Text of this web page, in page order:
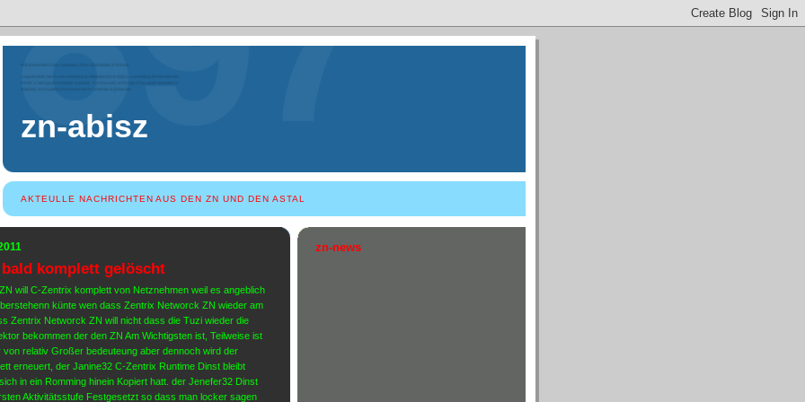
zn-abisz
AKTEULLE NACHRICHTEN AUS DEN ZN UND DEN ASTAL
komplett gelöscht
will C-Zentrix komplett von Netznehmen weil es angeblich
künte wen dass Zentrix Networck ZN wieder am
Zentrix Networck ZN will nicht dass die Tuzi wieder die
bekommen der den ZN Am Wichtigsten ist, Teilweise ist
relativ Großer bedeuteung aber dennoch wird der
erneuert, der Janine32 C-Zentrix Runtime Dinst bleibt
in ein Romming hinein Kopiert hatt. der Jenefer32 Dinst
Aktivitätsstufe Festgesetzt so dass man locker sagen
zn-news